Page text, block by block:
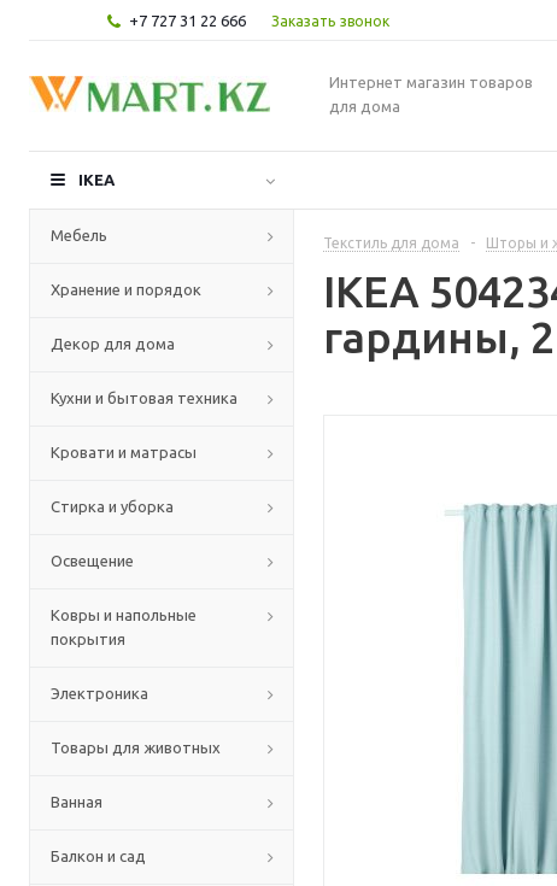
+7 727 31 22 666 Заказать звонок
Интернет магазин товаров
для дома
IKEA
Мебель
Хранение и порядок
Декор для дома
Кухни и бытовая техника
Кровати и матрасы
Стирка и уборка
Освещение
Ковры и напольные
покрытия
Электроника
Товары для животных
Ванная
Балкон и сад
Текстиль для дома - Шторы и
IKEA
гардины,